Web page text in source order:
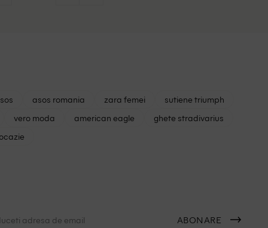
asos romania zara femei
sutiene triumph
vero moda american eagle
ghete stradivarius
ABONARE